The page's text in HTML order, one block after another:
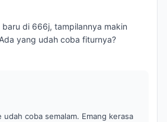
di 666j, tampilannya makin
yang udah coba fiturnya?
udah coba semalam. Emang kerasa